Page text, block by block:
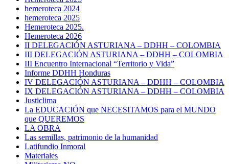
hemeroteca 2024
hemeroteca 2025
Hemeroteca 2025.
Hemeroteca 2026
II DELEGACIÓN ASTURIANA – DDHH – COLOMBIA
III DELEGACIÓN ASTURIANA – DDHH – COLOMBIA
III Encuentro Internacional “Territorio y Vida”
Informe DDHH Honduras
IV DELEGACIÓN ASTURIANA – DDHH – COLOMBIA
IX DELEGACIÓN ASTURIANA – DDHH – COLOMBIA
Justiclima
La EDUCACIÓN que NECESITAMOS para el MUNDO
que QUEREMOS
LA OBRA
Las semillas, patrimonio de la humanidad
Latifundio Inmoral
Materiales